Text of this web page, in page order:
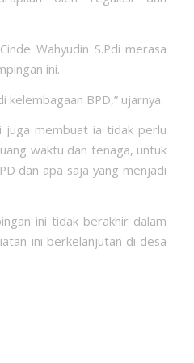
Wahyudin S.Pdi merasa
ini.
kelembagaan BPD,” ujarnya.
juga membuat ia tidak perlu
waktu dan tenaga, untuk
dan apa saja yang menjadi
ini tidak berakhir dalam
ini berkelanjutan di desa